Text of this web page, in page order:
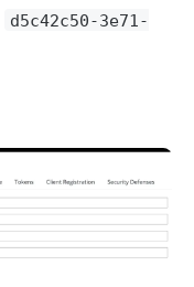
d5c42c50-3e71-